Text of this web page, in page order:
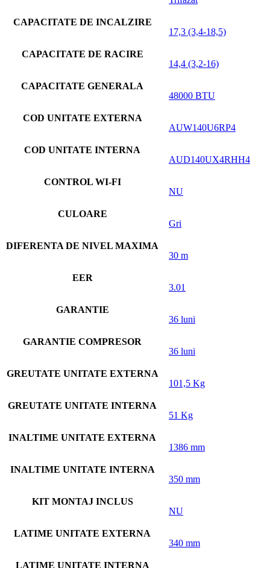
CAPACITATE DE INCALZIRE
17,3 (3,4-18,5)
CAPACITATE DE RACIRE
14,4 (3,2-16)
CAPACITATE GENERALA
48000 BTU
COD UNITATE EXTERNA
AUW140U6RP4
COD UNITATE INTERNA
AUD140UX4RHH4
CONTROL WI-FI
NU
CULOARE
Gri
DIFERENTA DE NIVEL MAXIMA
30 m
EER
3.01
GARANTIE
36 luni
GARANTIE COMPRESOR
36 luni
GREUTATE UNITATE EXTERNA
101,5 Kg
GREUTATE UNITATE INTERNA
51 Kg
INALTIME UNITATE EXTERNA
1386 mm
INALTIME UNITATE INTERNA
350 mm
KIT MONTAJ INCLUS
NU
LATIME UNITATE EXTERNA
340 mm
LATIME UNITATE INTERNA